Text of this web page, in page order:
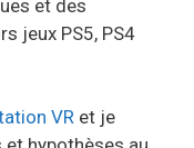
et des
jeux PS5, PS4
VR et je